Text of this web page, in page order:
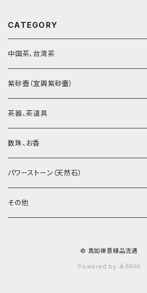
CATEGORY
中国茶、台湾茶
烏龍茶（ウーロン茶）
黒茶（緊圧茶、普洱茶）
紅茶、白茶、緑茶
茶外茶、工藝茶、その他
紫砂壺（宜興紫砂壷）
大師、名人、高工の作品
周菊英（高級工藝美術師）
高級工藝美術師の作品
王柯鈞（高級工藝美術師）
茶器、茶道具
茶杯、聞香杯
茶海、茶漏（茶漉し）
蓋碗、壷承、茶船
数珠、お香
お香、香炉
数珠、その他
パワーストーン（天然石）
アゲート（瑪瑙）
その他
© 真如禅意精品流通
Powered by